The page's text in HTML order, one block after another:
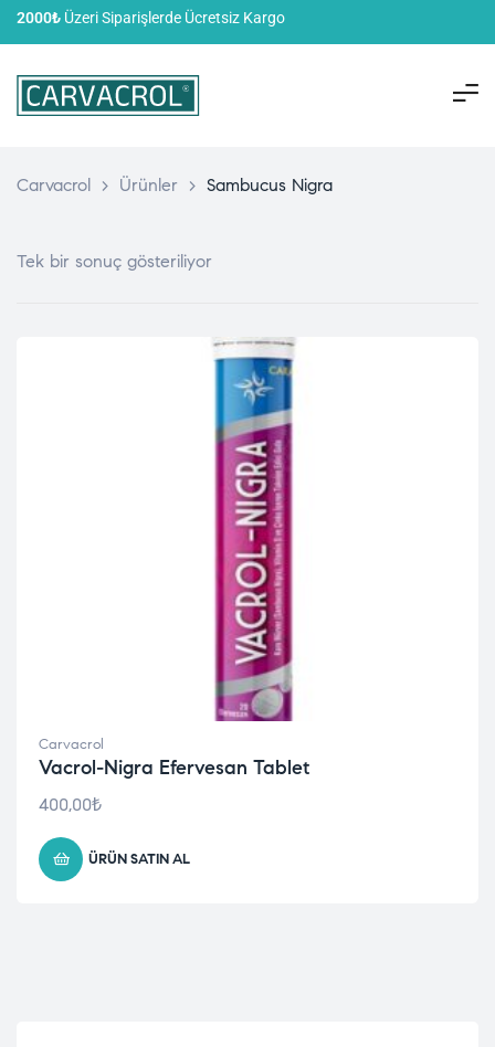
2000₺ Üzeri Siparişlerde Ücretsiz Kargo
Carvacrol > Ürünler > Sambucus Nigra
Tek bir sonuç gösteriliyor
Carvacrol
Vacrol-Nigra Efervesan Tablet
400,00₺
ÜRÜN SATIN AL